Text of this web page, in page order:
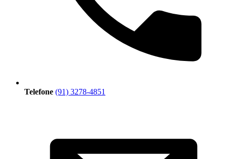
Telefone (91) 3278-4851